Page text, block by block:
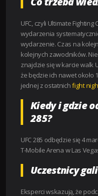
UFC, czyli Ultimate
wydarzenia
wydarzenie. Czas na
kolejnych zawodników.
znajdzie się w karcie walk
że będzie ich nawet około
jednej z ostatnichfight
Kiedy i gdzie
285?
UFC 285 odbędzie się 4
T-Mobile Arena w Las
Uczestnicy
Eksperci wskazują, że